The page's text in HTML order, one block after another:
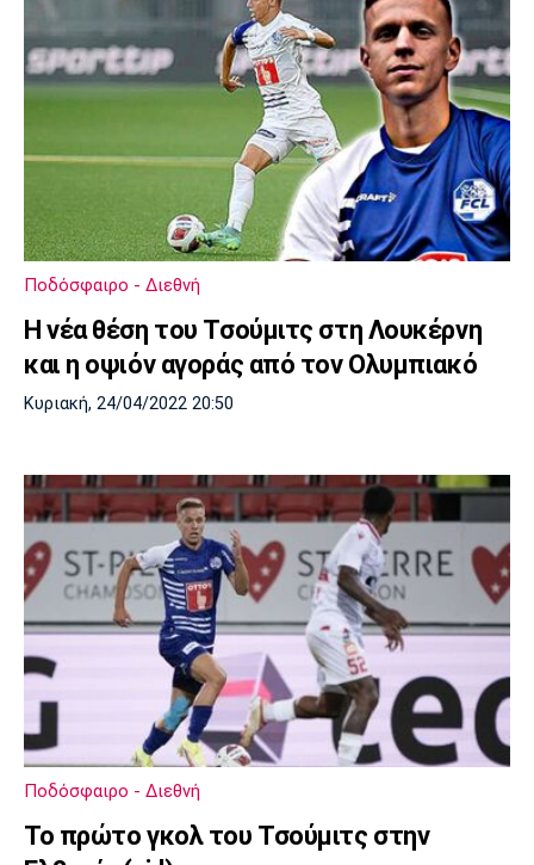
Ποδόσφαιρο - Διεθνή
Η νέα θέση του Τσούμιτς στη Λουκέρνη
και η οψιόν αγοράς από τον Ολυμπιακό
Κυριακή, 24/04/2022 20:50
Ποδόσφαιρο - Διεθνή
Το πρώτο γκολ του Τσούμιτς στην